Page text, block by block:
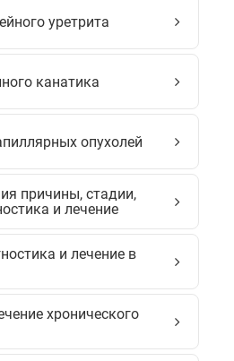
уретрита
канатика
опухолей
причины, стадии,
и лечение
и лечение в
хронического